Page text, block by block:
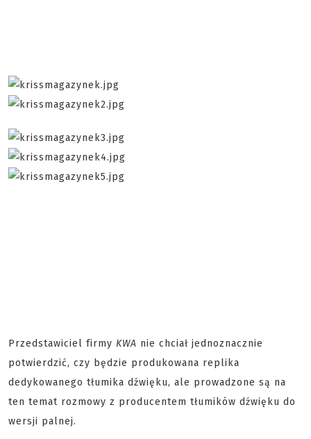
Przedstawiciel firmy KWA nie chciał jednoznacznie
potwierdzić, czy będzie produkowana replika
dedykowanego tłumika dźwięku, ale prowadzone są na
ten temat rozmowy z producentem tłumików dźwięku do
wersji palnej.